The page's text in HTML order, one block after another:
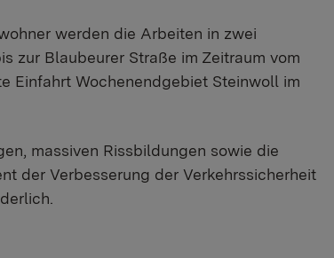
werden die Arbeiten in zwei
zur Blaubeurer Straße im Zeitraum vom
Einfahrt Wochenendgebiet Steinwoll im
massiven Rissbildungen sowie die
der Verbesserung der Verkehrssicherheit